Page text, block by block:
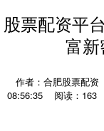
股票配资平
富
作者：合肥股票配资
08:56:35
阅读：163